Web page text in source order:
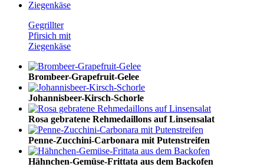
Gegrillter
Pfirsich mit
Ziegenkäse
Brombeer-Grapefruit-Gelee
Johannisbeer-Kirsch-Schorle
Rosa gebratene Rehmedaillons auf Linsensalat
Penne-Zucchini-Carbonara mit Putenstreifen
Hähnchen-Gemüse-Frittata aus dem Backofen